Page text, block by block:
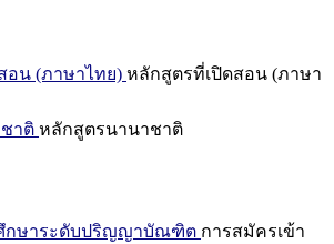
อน (ภาษาไทย) หลักสูตรที่เปิดสอน (ภาษา
าติ หลักสูตรนานาชาติ
กษาระดับปริญญาบัณฑิต การสมัครเข้า